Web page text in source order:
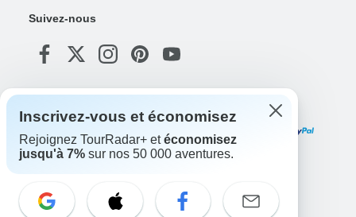
Suivez-nous
Inscrivez-vous et économisez
Rejoignez TourRadar+ etéconomisez
jusqu'à 7% sur nos 50 000 aventures.